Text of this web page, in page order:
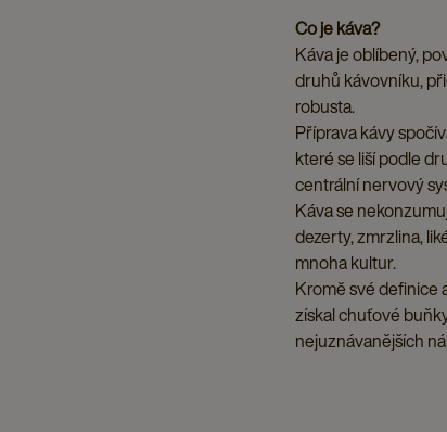
Co je káva?
Káva je oblíbený,
druhů kávovníku,
robusta.
Příprava kávy
které se liší podle
centrální nervový
Káva se
dezerty, zmrzlina,
mnoha kultur.
Kromě své definice
získal chuťové
nejuznávanějších